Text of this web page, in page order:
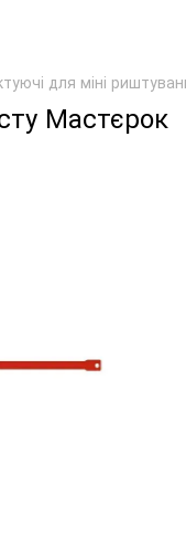
для міні
Мастєрок